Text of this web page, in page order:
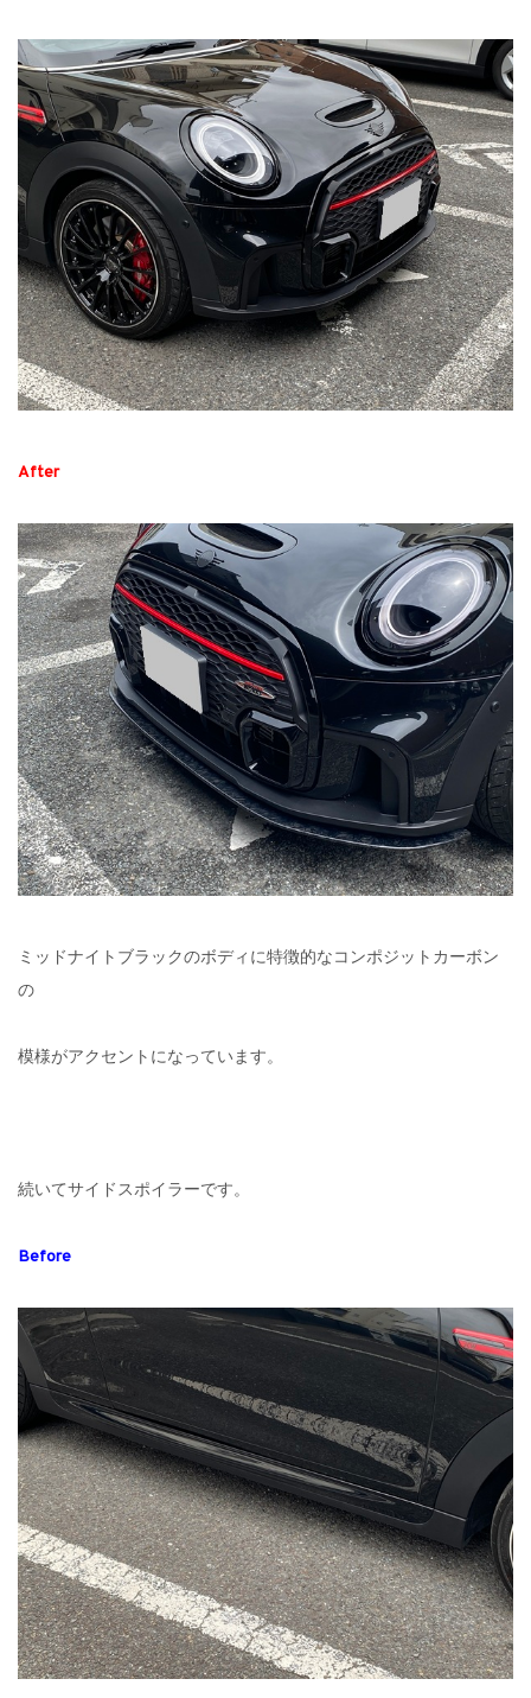
After
ミッドナイトブラックのボディに特徴的なコンポジットカーボン
の
模様がアクセントになっています。
続いてサイドスポイラーです。
Before